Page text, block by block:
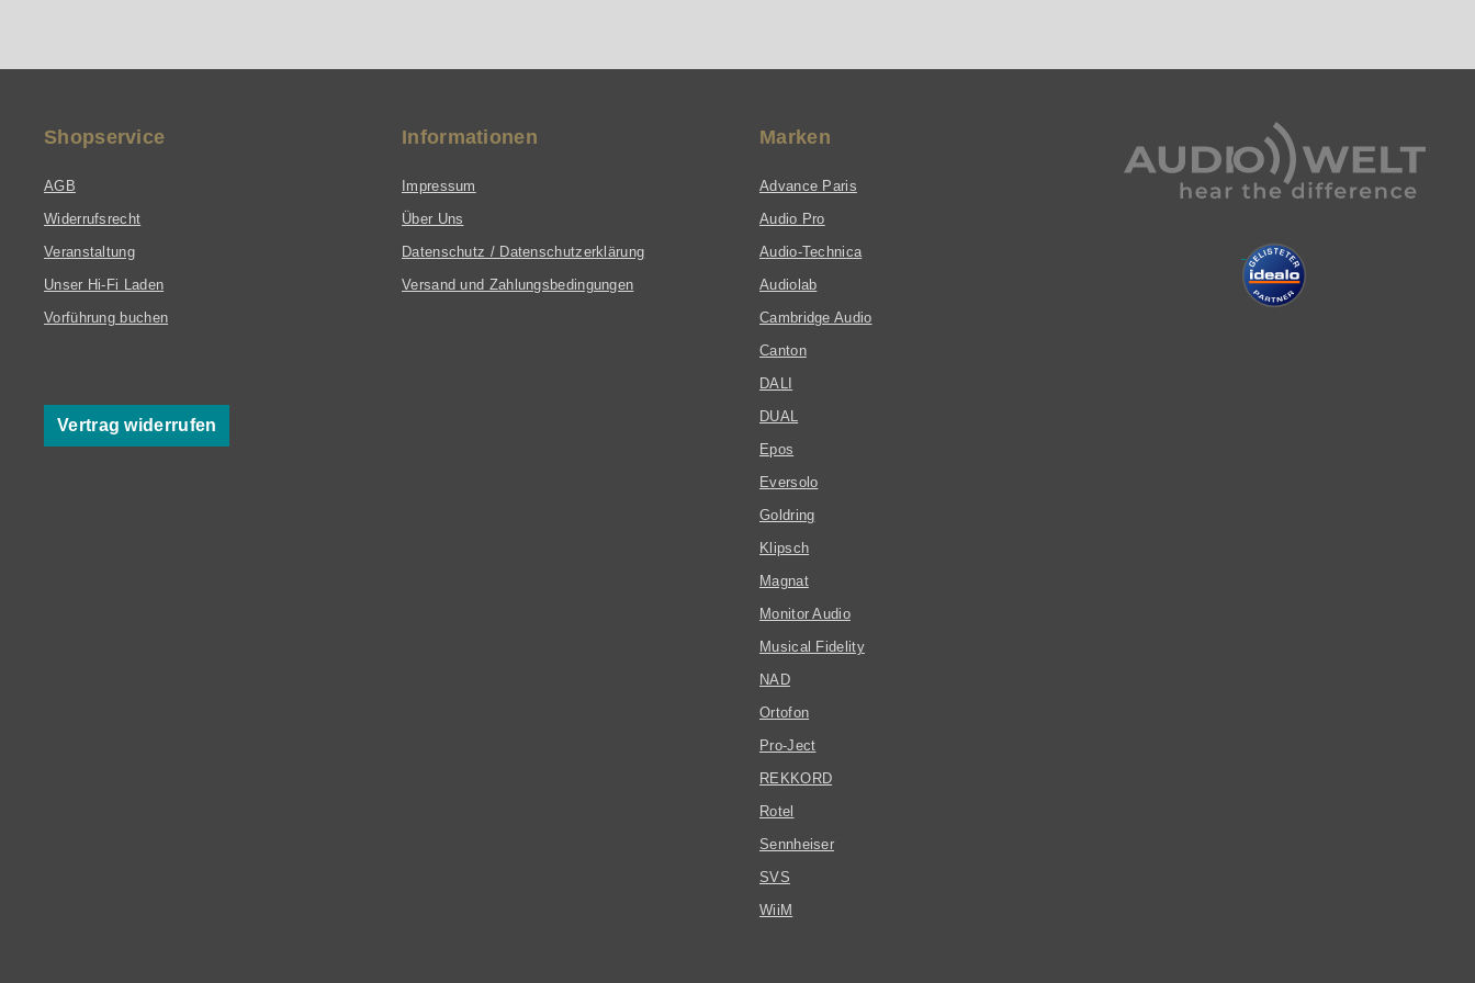
Shopservice
AGB
Widerrufsrecht
Veranstaltung
Unser Hi-Fi Laden
Vorführung buchen
Vertrag widerrufen
Informationen
Impressum
Über Uns
Datenschutz / Datenschutzerklärung
Versand und Zahlungsbedingungen
Marken
Advance Paris
Audio Pro
Audio-Technica
Audiolab
Cambridge Audio
Canton
DALI
DUAL
Epos
Eversolo
Goldring
Klipsch
Magnat
Monitor Audio
Musical Fidelity
NAD
Ortofon
Pro-Ject
REKKORD
Rotel
Sennheiser
SVS
WiiM